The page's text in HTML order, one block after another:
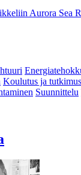
Aurora Sea
Koulutus ja tutkimus
Suunnittelu